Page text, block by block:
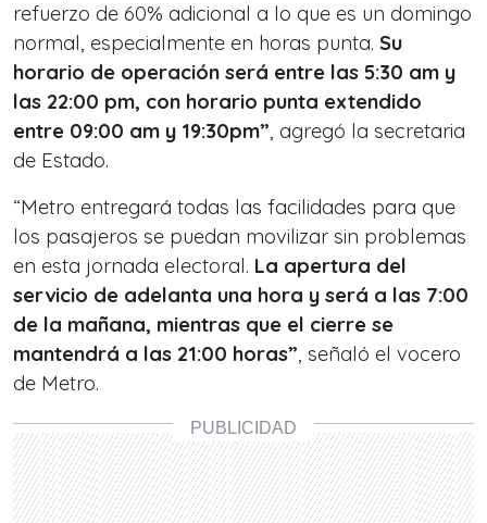
refuerzo de 60% adicional a lo que es un domingo
normal, especialmente en horas punta. Su
horario de operación será entre las 5:30 am y
las 22:00 pm, con horario punta extendido
entre 09:00 am y 19:30pm”, agregó la secretaria
de Estado.
“Metro entregará todas las facilidades para que
los pasajeros se puedan movilizar sin problemas
en esta jornada electoral. La apertura del
servicio de adelanta una hora y será a las 7:00
de la mañana, mientras que el cierre se
mantendrá a las 21:00 horas”, señaló el vocero
de Metro.